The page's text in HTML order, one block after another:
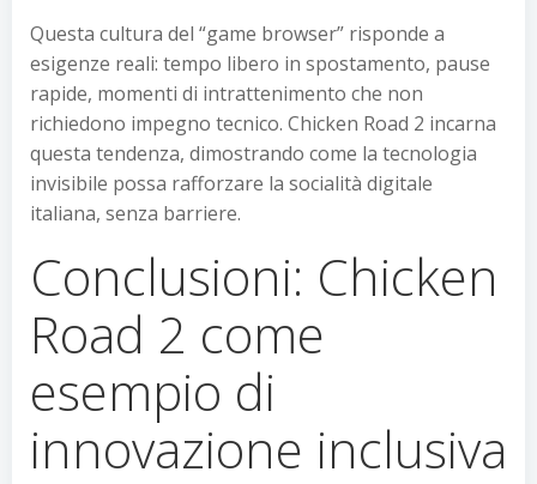
Questa cultura del “game browser” risponde a
esigenze reali: tempo libero in spostamento, pause
rapide, momenti di intrattenimento che non
richiedono impegno tecnico. Chicken Road 2 incarna
questa tendenza, dimostrando come la tecnologia
invisibile possa rafforzare la socialità digitale
italiana, senza barriere.
Conclusioni: Chicken
Road 2 come
esempio di
innovazione inclusiva